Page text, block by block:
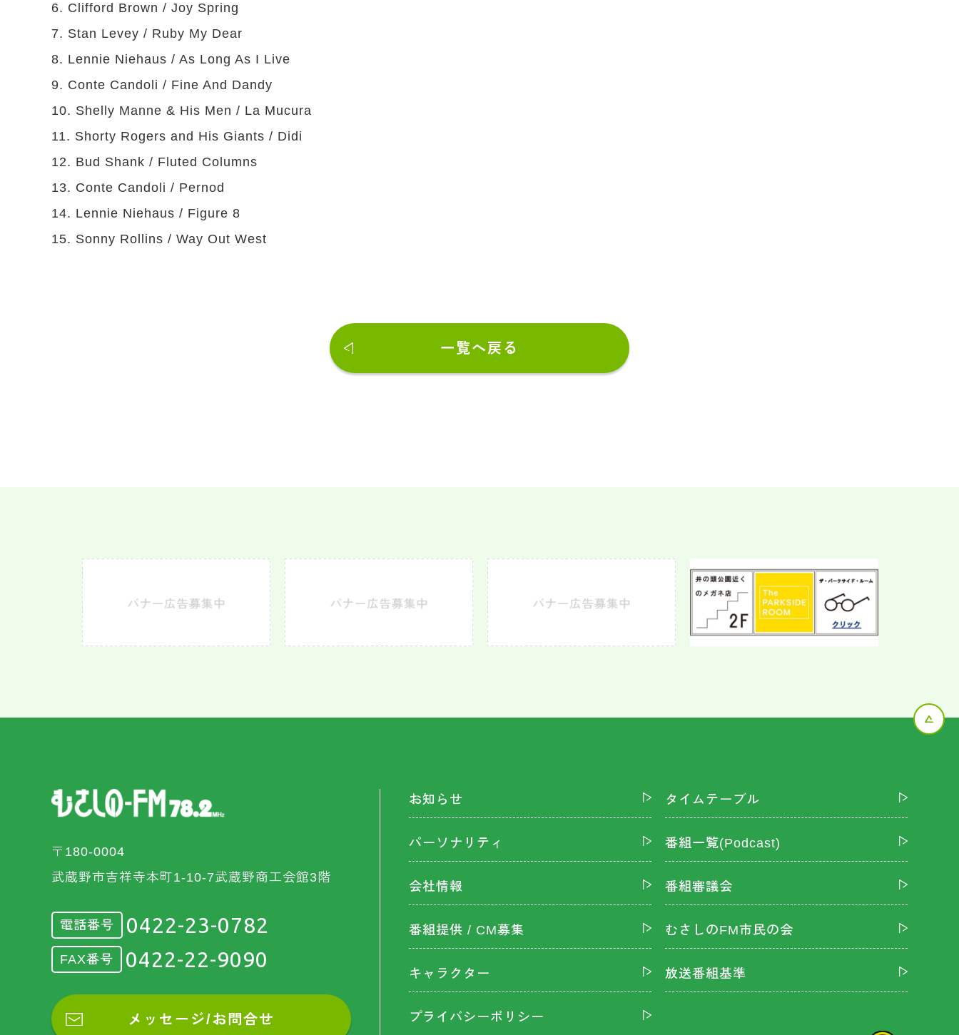
6. Clifford Brown / Joy Spring
7. Stan Levey / Ruby My Dear
8. Lennie Niehaus / As Long As I Live
9. Conte Candoli / Fine And Dandy
10. Shelly Manne & His Men / La Mucura
11. Shorty Rogers and His Giants / Didi
12. Bud Shank / Fluted Columns
13. Conte Candoli / Pernod
14. Lennie Niehaus / Figure 8
15. Sonny Rollins / Way Out West
一覧へ戻る
〒180-0004
武蔵野市吉祥寺本町1-10-7武蔵野商工会館3階
電話番号 0422-23-0782
FAX番号 0422-22-9090
メッセージ/お問合せ
お知らせ タイムテーブル
パーソナリティ 番組一覧(Podcast)
会社情報 番組審議会
番組提供 / CM募集 むさしのFM市民の会
キャラクター 放送番組基準
プライバシーポリシー